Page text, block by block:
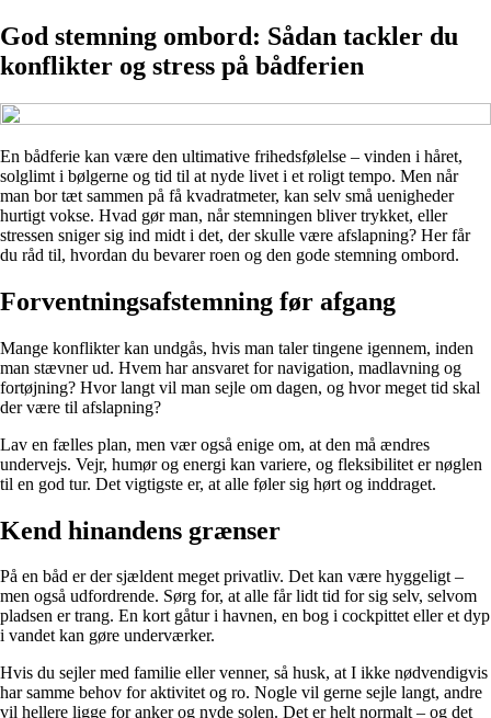
God stemning ombord: Sådan tackler du
konflikter og stress på bådferien
En bådferie kan være den ultimative frihedsfølelse – vinden i håret,
solglimt i bølgerne og tid til at nyde livet i et roligt tempo. Men når
man bor tæt sammen på få kvadratmeter, kan selv små uenigheder
hurtigt vokse. Hvad gør man, når stemningen bliver trykket, eller
stressen sniger sig ind midt i det, der skulle være afslapning? Her får
du råd til, hvordan du bevarer roen og den gode stemning ombord.
Forventningsafstemning før afgang
Mange konflikter kan undgås, hvis man taler tingene igennem, inden
man stævner ud. Hvem har ansvaret for navigation, madlavning og
fortøjning? Hvor langt vil man sejle om dagen, og hvor meget tid skal
der være til afslapning?
Lav en fælles plan, men vær også enige om, at den må ændres
undervejs. Vejr, humør og energi kan variere, og fleksibilitet er nøglen
til en god tur. Det vigtigste er, at alle føler sig hørt og inddraget.
Kend hinandens grænser
På en båd er der sjældent meget privatliv. Det kan være hyggeligt –
men også udfordrende. Sørg for, at alle får lidt tid for sig selv, selvom
pladsen er trang. En kort gåtur i havnen, en bog i cockpittet eller et dyp
i vandet kan gøre underværker.
Hvis du sejler med familie eller venner, så husk, at I ikke nødvendigvis
har samme behov for aktivitet og ro. Nogle vil gerne sejle langt, andre
vil hellere ligge for anker og nyde solen. Det er helt normalt – og det